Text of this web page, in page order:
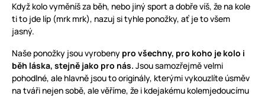
Když kolo vyměníš za běh, nebo jiný sport a dobře víš, že na kole
ti to jde líp (mrk mrk), nazuj si tyhle ponožky, ať je to všem
jasný.
Naše ponožky jsou vyrobeny pro všechny, pro koho je kolo i
běh láska, stejně jako pro nás. Jsou samozřejmě velmi
pohodlné, ale hlavně jsou to originály, kterými vykouzlíte úsměv
na tváři nejen sobě, ale věříme, že i kdejakému kolemjedoucímu